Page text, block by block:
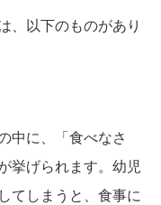
、以下のものがあり
中に、「食べなさ
挙げられます。幼児
てしまうと、食事に